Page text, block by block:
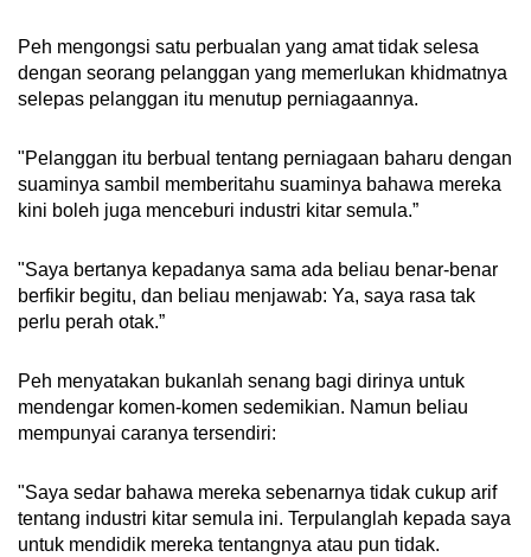
Peh mengongsi satu perbualan yang amat tidak selesa
dengan seorang pelanggan yang memerlukan khidmatnya
selepas pelanggan itu menutup perniagaannya.
"Pelanggan itu berbual tentang perniagaan baharu dengan
suaminya sambil memberitahu suaminya bahawa mereka
kini boleh juga menceburi industri kitar semula.”
"Saya bertanya kepadanya sama ada beliau benar-benar
berfikir begitu, dan beliau menjawab: Ya, saya rasa tak
perlu perah otak.”
Peh menyatakan bukanlah senang bagi dirinya untuk
mendengar komen-komen sedemikian. Namun beliau
mempunyai caranya tersendiri:
"Saya sedar bahawa mereka sebenarnya tidak cukup arif
tentang industri kitar semula ini. Terpulanglah kepada saya
untuk mendidik mereka tentangnya atau pun tidak.